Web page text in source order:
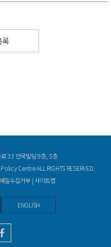
록
33 안국빌딩 9층, 5층
Centre ALL RIGHTS RESERVED.
일수집거부|사이트맵
ENGLISH